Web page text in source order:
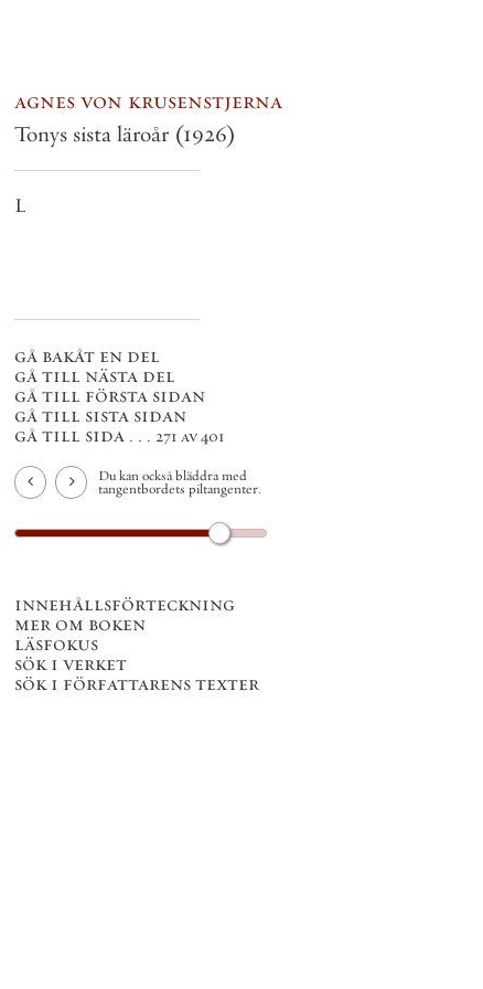
agnes von krusenstjerna
Tonys sista läroår (1926)
L
gå bakåt en del
gå till nästa del
gå till första sidan
gå till sista sidan
gå till sida . . . 271 av 401
Du kan också bläddra med
tangentbordets piltangenter.
innehållsförteckning
mer om boken
läsfokus
sök i verket
sök i författarens texter